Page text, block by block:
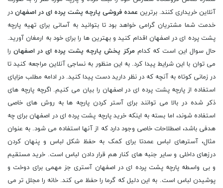
آنلاین خریداری کنند. برترین عمده فروشی پارچه پشت پرده ای در اصفهان در
خدمت شما مشتریان گرامی خواهد بود تا بتوانید به آسانی برای تهیه پارچه
پشت پرده ای در اصفهان اقدام کنید و بهترین ها را برای خود به ارمغان آورید.
حال سوال این است که کدام مرکز پخش پارچه پشت پرده ای در اصفهان را
می توان با این شرایط پیدا کرد. به این منظور به نساجی آنلاین مراجعه کنید تا
در زمانی کوتاه به آنچه که در نظر دارید دست پیدا کنید. در ادامه مطلب مزایای
استفاده از پارچه پشت پرده ای در اصفهان را بیان می کنیم. اگرچه پارچه های
ذکر شده در بالا می توانند برای آستر کردن پارچه ها به روش های خاصی
استفاده شوند، اما بسته به اینکه خرید پارچه پشت پرده ای در اصفهان برای چه
هدفی باشد، اصطلاحات خاصی وجود دارد که از آنها استفاده می شود. به عنوان
مثال، آسترهای لباس عمدتا برای کمک به حفظ شکل لباس و پنهان کردن
درزهای داخلی و سایر جنبه های کنار هم قرار دادن لباس است. خرید مستقیم
و بی واسطه پارچه پشت پرده ای در اصفهان آستری جز مهمی برای دوخت و
پوشیدن لباس است. به این دلیل که گرما را حفظ می کند. خانه را مجلل تر می